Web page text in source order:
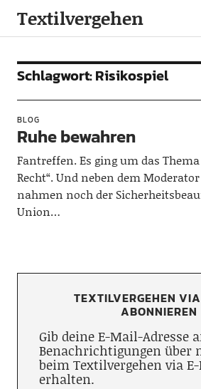
Textilvergehen
Schlagwort:Risikospiel
BLOG
Ruhe bewahren
Fantreffen. Es ging um das
Recht“. Und neben dem
nahmen noch der
Union…
TEXTILVERGEHEN
ABONNIEREN
Gib deine E-Mail-Adresse
Benachrichtigungen über
beim Textilvergehen via
erhalten.